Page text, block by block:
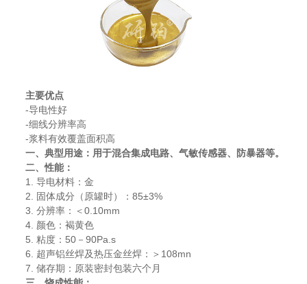
主要优点
-导电性好
-细线分辨率高
-浆料有效覆盖面积高
一、典型用途：用于混合集成电路、气敏传感器、防暴器等。
二、性能：
1. 导电材料：金
2. 固体成分（原罐时）：85±3%
3. 分辨率：＜0.10mm
4. 颜色：褐黄色
5. 粘度：50－90Pa.s
6. 超声铝丝焊及热压金丝焊：＞108mn
7. 储存期：原装密封包装六个月